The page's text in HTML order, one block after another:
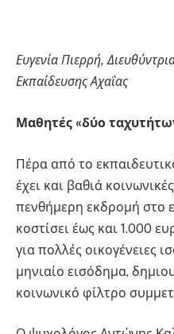
Ευγενία Πιερρή,
Εκπαίδευσης Αχαΐας
Μαθητές «δύο
Πέρα από το
έχει και βαθιά
πενθήμερη εκδρομή στο
κοστίσει έως και 1.000
για πολλές οικογένειες
μηνιαίο εισόδημα,
κοινωνικό φίλτρο